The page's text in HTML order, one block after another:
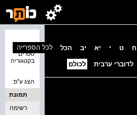
ח ט י יא יב הכל
לדוברי ערבית לכולם
ספרים
בקטגוריה
לכל הספרייה
הצג ע''פ:
תמונת
כריכה
רשימה